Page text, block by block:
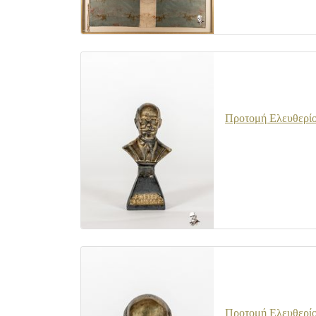
Προτομή
Προτομή